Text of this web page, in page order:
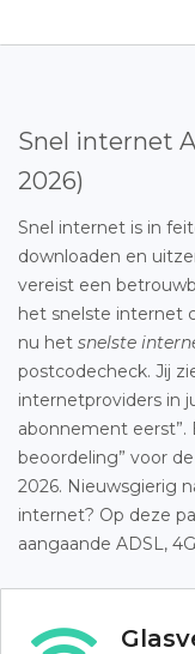
Snel internet
2026)
Snel internet is in
downloaden en
vereist een
het snelste internet
nu het snelste
postcodecheck. Jij
internetproviders in
abonnement eerst”.
beoordeling” voor
2026. Nieuwsgierig
internet? Op deze
aangaande ADSL,